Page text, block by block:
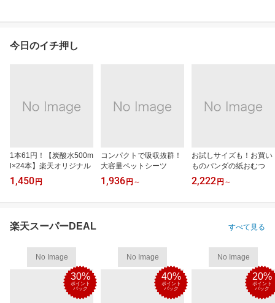
今日のイチ押し
1本61円！【炭酸水500m
l×24本】楽天オリジナル
1,450 円
コンパクトで吸収抜群！
大容量ペットシーツ
1,936 円 ～
お試しサイズも！お買い
ものパンダの紙おむつ
2,222 円 ～
楽天スーパーDEAL すべて見る
No Image
30%
ポイント
バック
No Image
40%
ポイント
バック
No Image
20%
ポイント
バック